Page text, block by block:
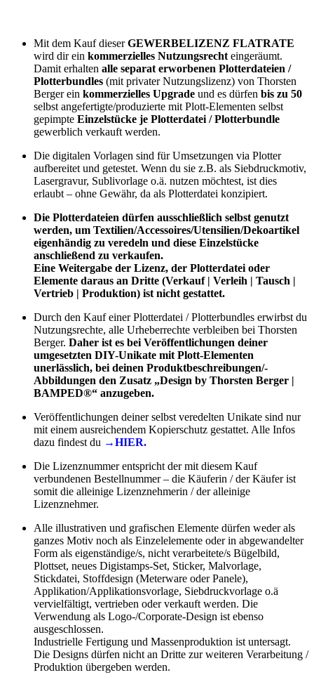
Mit dem Kauf dieserGEWERBELIZENZ FLATRATE
wird dir ein kommerzielles Nutzungsrecht eingeräumt.
Damit erhalten alle separat erworbenen Plotterdateien /
Plotterbundles (mit privater Nutzungslizenz) von Thorsten
Berger ein kommerzielles Upgrade und es dürfen bis zu 50
selbst angefertigte/produzierte mit Plott-Elementen selbst
gepimpte Einzelstücke je Plotterdatei / Plotterbundle
gewerblich verkauft werden.
Die digitalen Vorlagen sind für Umsetzungen via Plotter
aufbereitet und getestet. Wenn du sie z.B. als Siebdruckmotiv,
Lasergravur, Sublivorlage o.ä. nutzen möchtest, ist dies
erlaubt – ohne Gewähr, da als Plotterdatei konzipiert.
Die Plotterdateien dürfen ausschließlich selbst genutzt
werden, um Textilien/Accessoires/Utensilien/Dekoartikel
eigenhändig zu veredeln und diese Einzelstücke
anschließend zu verkaufen.
Eine Weitergabe der Lizenz, der Plotterdatei oder
Elemente daraus an Dritte (Verkauf | Verleih | Tausch |
Vertrieb | Produktion) ist nicht gestattet.
Durch den Kauf einer Plotterdatei / Plotterbundles erwirbst du
Nutzungsrechte, alle Urheberrechte verbleiben bei Thorsten
Berger. Daher ist es bei Veröffentlichungen deiner
umgesetzten DIY-Unikate mit Plott-Elementen
unerlässlich, bei deinen Produktbeschreibungen/-
Abbildungen den Zusatz „Design by Thorsten Berger |
BAMPED®“ anzugeben.
Veröffentlichungen deiner selbst veredelten Unikate sind nur
mit einem ausreichendem Kopierschutz gestattet. Alle Infos
dazu findest du →HIER.
Die Lizenznummer entspricht der mit diesem Kauf
verbundenen Bestellnummer – die Käuferin / der Käufer ist
somit die alleinige Lizenznehmerin / der alleinige
Lizenznehmer.
Alle illustrativen und grafischen Elemente dürfen weder als
ganzes Motiv noch als Einzelelemente oder in abgewandelter
Form als eigenständige/s, nicht verarbeitete/s Bügelbild,
Plottset, neues Digistamps-Set, Sticker, Malvorlage,
Stickdatei, Stoffdesign (Meterware oder Panele),
Applikation/Applikationsvorlage, Siebdruckvorlage o.ä
vervielfältigt, vertrieben oder verkauft werden. Die
Verwendung als Logo-/Corporate-Design ist ebenso
ausgeschlossen.
Industrielle Fertigung und Massenproduktion ist untersagt.
Die Designs dürfen nicht an Dritte zur weiteren Verarbeitung /
Produktion übergeben werden.